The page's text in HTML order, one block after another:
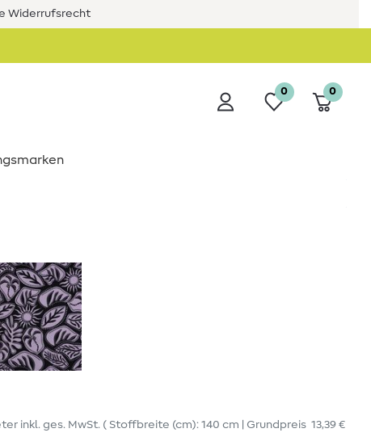
Widerrufsrecht
0 0
inkl. ges. MwSt. ( Stoffbreite (cm): 140 cm | Grundpreis 13,39 €